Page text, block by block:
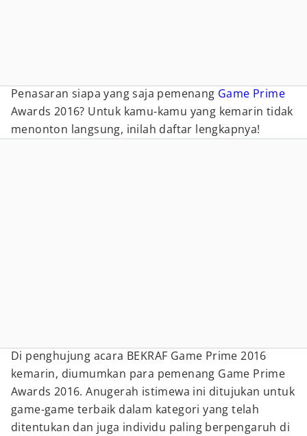
Penasaran siapa yang saja pemenang Game Prime
Awards 2016? Untuk kamu-kamu yang kemarin tidak
menonton langsung, inilah daftar lengkapnya!
Di penghujung acara BEKRAF Game Prime 2016
kemarin, diumumkan para pemenang Game Prime
Awards 2016. Anugerah istimewa ini ditujukan untuk
game-game terbaik dalam kategori yang telah
ditentukan dan juga individu paling berpengaruh di